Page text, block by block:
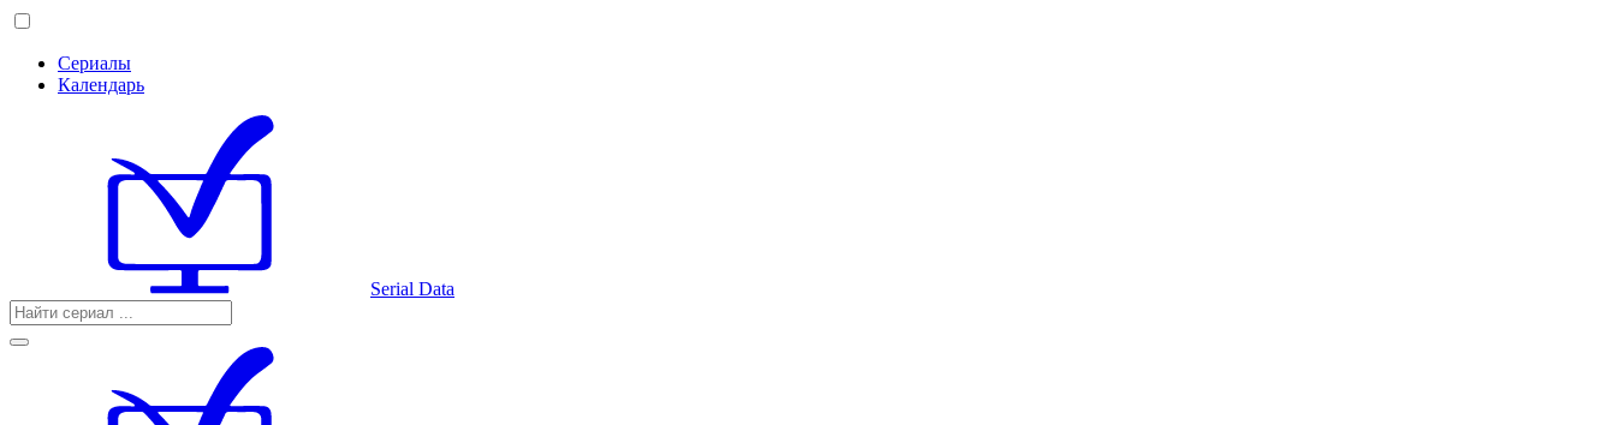
Сериалы
Календарь
Serial Data